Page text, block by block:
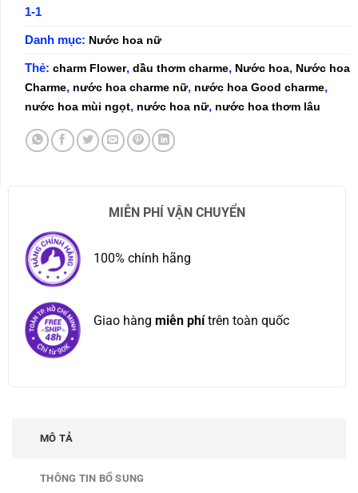
1-1
Danh mục: Nước hoa nữ
Thẻ: charm Flower, dầu thơm charme, Nước hoa, Nước hoa
Charme, nước hoa charme nữ, nước hoa Good charme,
nước hoa mùi ngọt, nước hoa nữ, nước hoa thơm lâu
MIỄN PHÍ VẬN CHUYỂN
100% chính hãng
Giao hàng miễn phítrên toàn quốc
MÔ TẢ
THÔNG TIN BỔ SUNG